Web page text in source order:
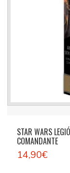
STAR WARS
COMANDANTE
14,90€